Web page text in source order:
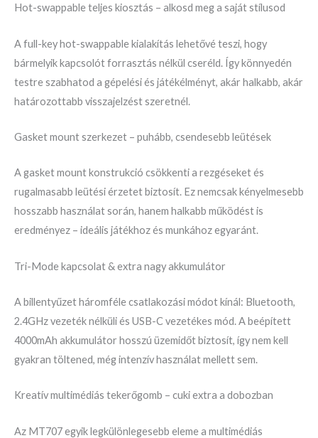
Hot-swappable teljes kiosztás – alkosd meg a saját stílusod
A full-key hot-swappable kialakítás lehetővé teszi, hogy
bármelyik kapcsolót forrasztás nélkül cseréld. Így könnyedén
testre szabhatod a gépelési és játékélményt, akár halkabb, akár
határozottabb visszajelzést szeretnél.
Gasket mount szerkezet – puhább, csendesebb leütések
A gasket mount konstrukció csökkenti a rezgéseket és
rugalmasabb leütési érzetet biztosít. Ez nemcsak kényelmesebb
hosszabb használat során, hanem halkabb működést is
eredményez – ideális játékhoz és munkához egyaránt.
Tri-Mode kapcsolat & extra nagy akkumulátor
A billentyűzet háromféle csatlakozási módot kínál: Bluetooth,
2.4GHz vezeték nélküli és USB-C vezetékes mód. A beépített
4000mAh akkumulátor hosszú üzemidőt biztosít, így nem kell
gyakran töltened, még intenzív használat mellett sem.
Kreatív multimédiás tekerőgomb – cuki extra a dobozban
Az MT707 egyik legkülönlegesebb eleme a multimédiás